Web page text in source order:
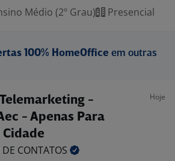
Médio (2º Grau) Presencial
100% HomeOffice em outras
-
- Apenas Para
Cidade
Hoje
CONTATOS